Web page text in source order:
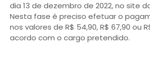
dia 13 de dezembro de 2022, no site
Nesta fase é preciso efetuar o
nos valores de R$ 54,90, R$ 67,90 ou
acordo com o cargo pretendido.